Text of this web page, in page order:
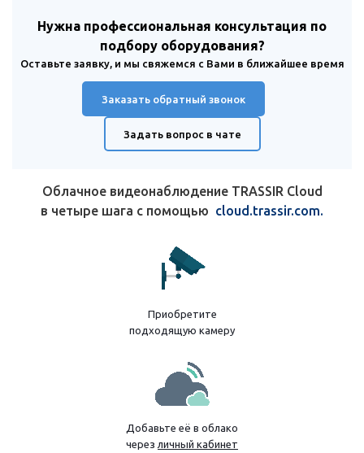
Нужна профессиональная консультация по
подбору оборудования?
Оставьте заявку, и мы свяжемся с Вами в ближайшее время
Заказать обратный звонок
Задать вопрос в чате
Облачное видеонаблюдение TRASSIR Cloud
в четыре шага с помощью cloud.trassir.com.
Приобретите
подходящую камеру
Добавьте её в облако
через личный кабинет